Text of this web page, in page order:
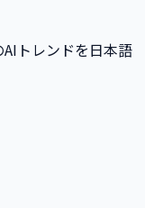
トレンドを日本語